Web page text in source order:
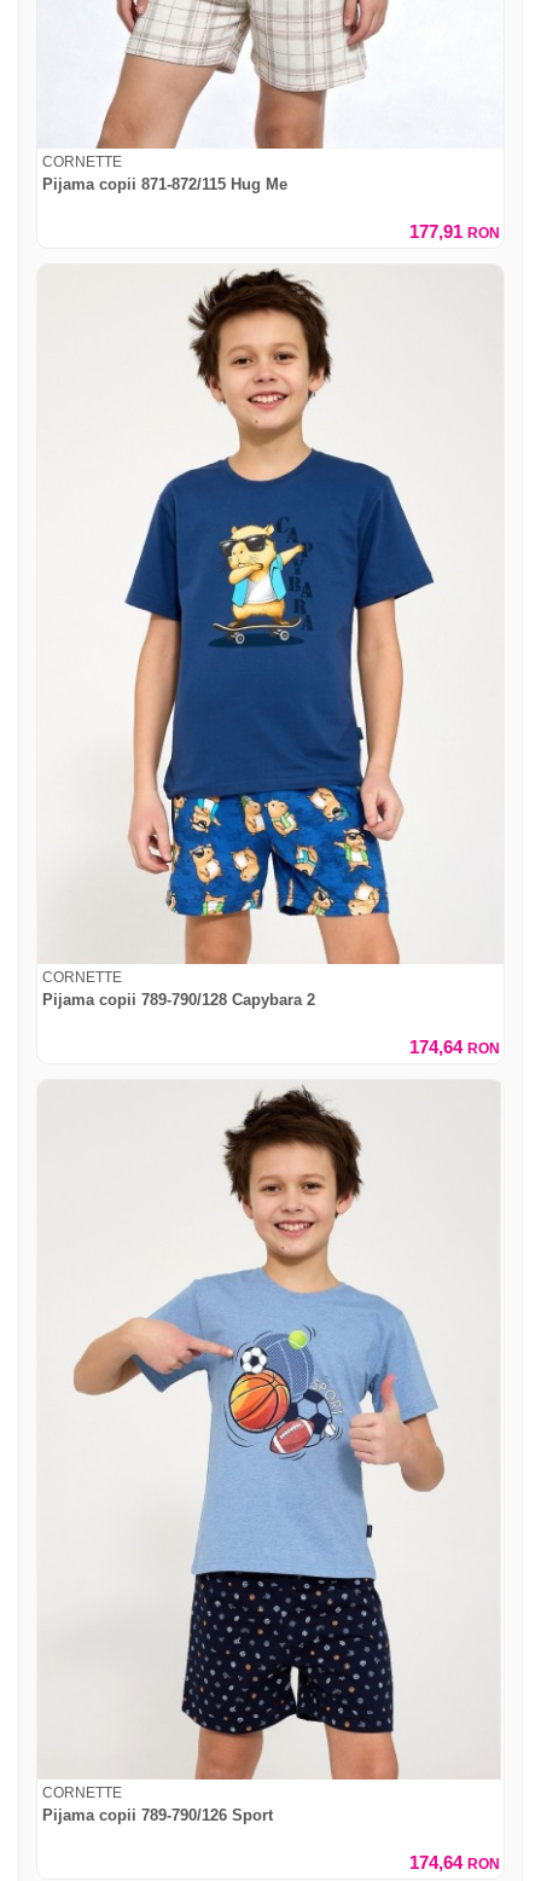
CORNETTE
Pijama copii 871-872/115 Hug Me
177,91 RON
CORNETTE
Pijama copii 789-790/128 Capybara 2
174,64 RON
CORNETTE
Pijama copii 789-790/126 Sport
174,64 RON